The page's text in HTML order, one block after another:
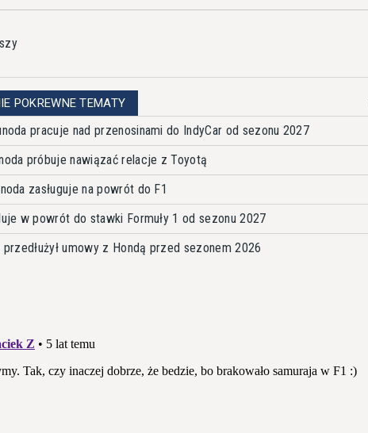
POKREWNE TEMATY
pracuje nad przenosinami do IndyCar od sezonu 2027
próbuje nawiązać relacje z Toyotą
zasługuje na powrót do F1
w powrót do stawki Formuły 1 od sezonu 2027
przedłużył umowy z Hondą przed sezonem 2026